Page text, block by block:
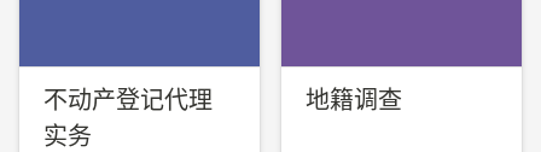
不动产登记代理
实务
地籍调查